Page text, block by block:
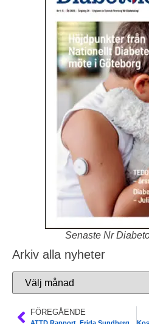
Senaste Nr
Arkiv alla nyheter
FÖREGÅENDE